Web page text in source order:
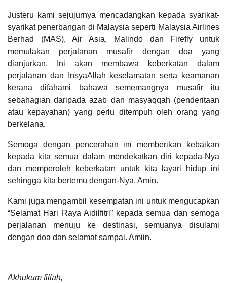
Justeru kami sejujurnya mencadangkan kepada syarikat-
syarikat penerbangan di Malaysia seperti Malaysia Airlines
Berhad (MAS), Air Asia, Malindo dan Firefly untuk
memulakan perjalanan musafir dengan doa yang
dianjurkan. Ini akan membawa keberkatan dalam
perjalanan dan InsyaAllah keselamatan serta keamanan
kerana difahami bahawa sememangnya musafir itu
sebahagian daripada azab dan masyaqqah (penderitaan
atau kepayahan) yang perlu ditempuh oleh orang yang
berkelana.
Semoga dengan pencerahan ini memberikan kebaikan
kepada kita semua dalam mendekatkan diri kepada-Nya
dan memperoleh keberkatan untuk kita layari hidup ini
sehingga kita bertemu dengan-Nya. Amin.
Kami juga mengambil kesempatan ini untuk mengucapkan
“Selamat Hari Raya Aidilfitri” kepada semua dan semoga
perjalanan menuju ke destinasi, semuanya disulami
dengan doa dan selamat sampai. Amiin.
Akhukum fillah,